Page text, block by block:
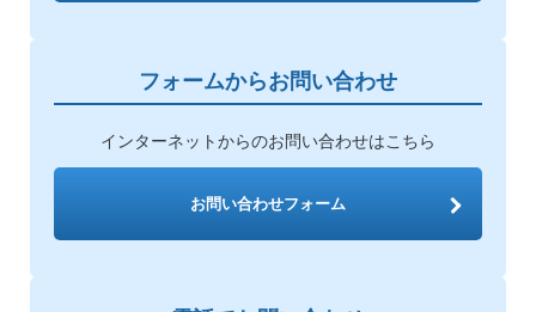
フォームからお問い合わせ
インターネットからのお問い合わせはこちら
お問い合わせフォーム